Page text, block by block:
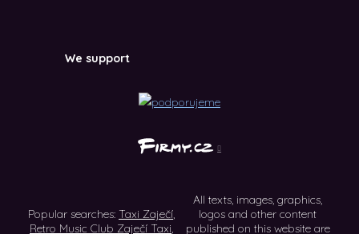
We support
Popular searches: Taxi Zaječí,
Retro Music Club Zaječí Taxi,
All texts, images, graphics,
logos and other content
published on this website are